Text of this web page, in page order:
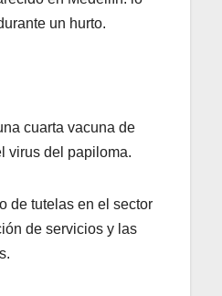
un hurto.
cuarta vacuna de
virus del papiloma.
de tutelas en el sector
de servicios y las